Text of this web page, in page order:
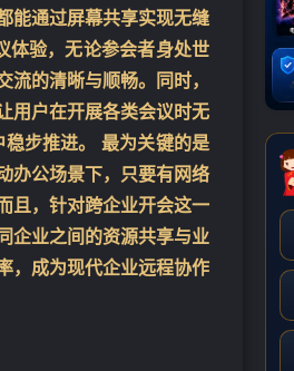
能通过屏幕共享实现无缝
体验，无论参会者身处世
的清晰与顺畅。同时，
用户在开展各类会议时无
步推进。 最为关键的是
办公场景下，只要有网络
且，针对跨企业开会这一
企业之间的资源共享与业
，成为现代企业远程协作